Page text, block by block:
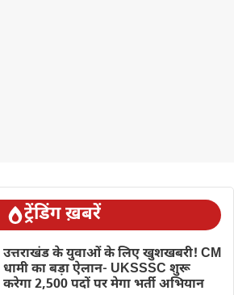
ट्रेंडिंग ख़बरें
उत्तराखंड के युवाओं के लिए खुशखबरी! CM
धामी का बड़ा ऐलान- UKSSSC शुरू
करेगा 2,500 पदों पर मेगा भर्ती अभियान